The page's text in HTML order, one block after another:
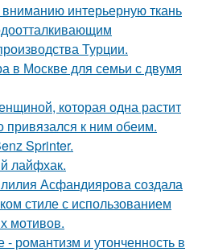
интерьерную ткань
Турции.
в Москве для семьи с двумя
которая одна растит
привязался к ним обеим.
Sprinter.
лайфхак.
Асфандиярова создала
стиле с использованием
мотивов.
романтизм и утонченность в